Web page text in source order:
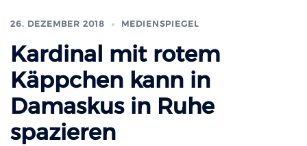
26. DEZEMBER 2018 MEDIENSPIEGEL
Kardinal mit rotem
Käppchen kann in
Damaskus in Ruhe
spazieren